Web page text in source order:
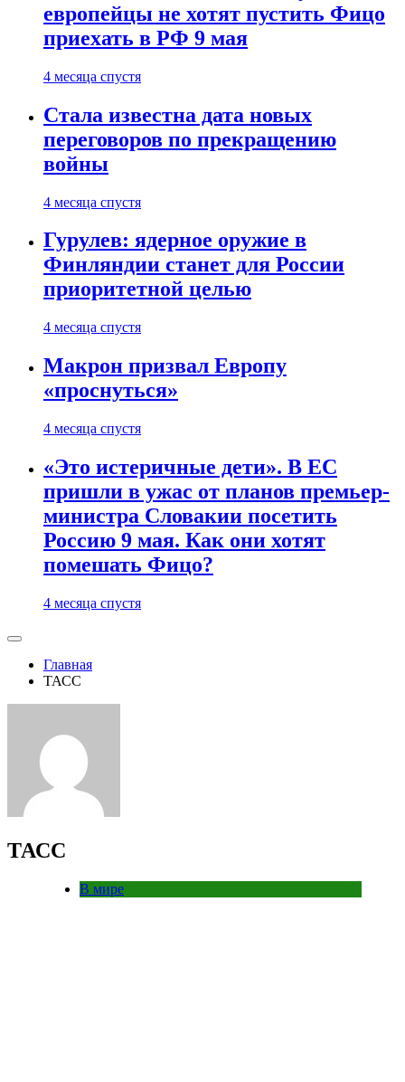
европейцы не хотят пустить Фицо
приехать в РФ 9 мая
4 месяца спустя
Стала известна дата новых
переговоров по прекращению
войны
4 месяца спустя
Гурулев: ядерное оружие в
Финляндии станет для России
приоритетной целью
4 месяца спустя
Макрон призвал Европу
«проснуться»
4 месяца спустя
«Это истеричные дети». В ЕС
пришли в ужас от планов премьер-
министра Словакии посетить
Россию 9 мая. Как они хотят
помешать Фицо?
4 месяца спустя
Главная
ТАСС
ТАСС
В мире